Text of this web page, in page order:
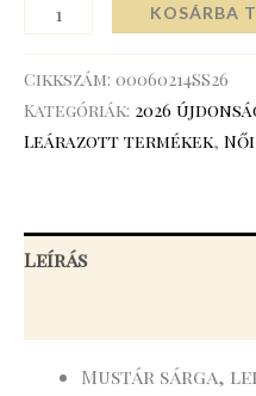
KOSÁRBA
Cikkszám: 00060214SS26
Kategóriák: 2026
Leárazott termékek,
Leírás
Mustár sárga,